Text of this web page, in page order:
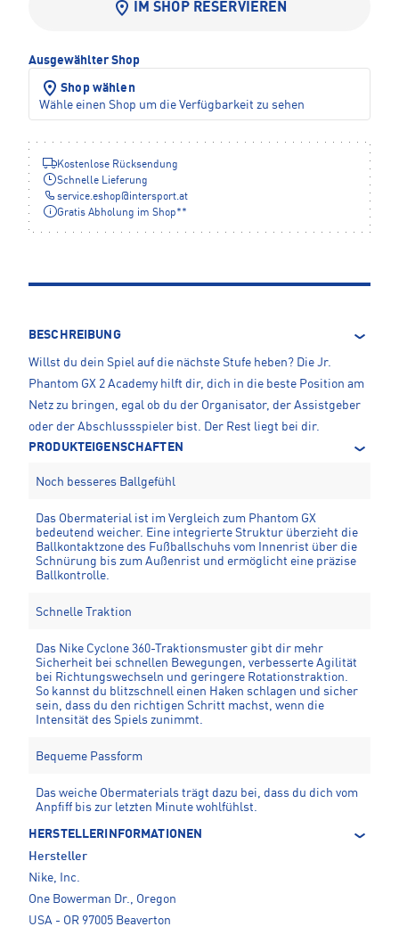
IM SHOP RESERVIEREN
Ausgewählter Shop
Shop wählen
Wähle einen Shop um die Verfügbarkeit zu sehen
Kostenlose Rücksendung
Schnelle Lieferung
service.eshop@ intersport.at
Gratis Abholung im Shop**
BESCHREIBUNG
Willst du dein Spiel auf die nächste Stufe heben? Die Jr.
Phantom GX 2 Academy hilft dir, dich in die beste Position am
Netz zu bringen, egal ob du der Organisator, der Assistgeber
oder der Abschlussspieler bist. Der Rest liegt bei dir.
PRODUKTEIGENSCHAFTEN
Noch besseres Ballgefühl
Das Obermaterial ist im Vergleich zum Phantom GX
bedeutend weicher. Eine integrierte Struktur überzieht die
Ballkontaktzone des Fußballschuhs vom Innenrist über die
Schnürung bis zum Außenrist und ermöglicht eine präzise
Ballkontrolle.
Schnelle Traktion
Das Nike Cyclone 360-Traktionsmuster gibt dir mehr
Sicherheit bei schnellen Bewegungen, verbesserte Agilität
bei Richtungswechseln und geringere Rotationstraktion.
So kannst du blitzschnell einen Haken schlagen und sicher
sein, dass du den richtigen Schritt machst, wenn die
Intensität des Spiels zunimmt.
Bequeme Passform
Das weiche Obermaterials trägt dazu bei, dass du dich vom
Anpfiff bis zur letzten Minute wohlfühlst.
HERSTELLERINFORMATIONEN
Hersteller
Nike, Inc.
One Bowerman Dr., Oregon
USA - OR 97005 Beaverton